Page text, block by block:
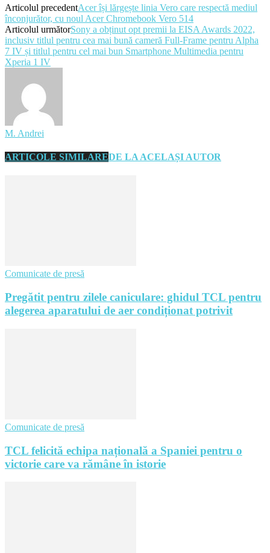
Articolul precedentAcer își lărgește linia Vero care respectă mediul
înconjurător, cu noul Acer Chromebook Vero 514
Articolul următorSony a obținut opt premii la EISA Awards 2022,
inclusiv titlul pentru cea mai bună cameră Full-Frame pentru Alpha
7 IV și titlul pentru cel mai bun Smartphone Multimedia pentru
Xperia 1 IV
M. Andrei
ARTICOLE SIMILAREDE LA ACELAȘI AUTOR
Comunicate de presă
Pregătit pentru zilele caniculare: ghidul TCL pentru
alegerea aparatului de aer condiționat potrivit
Comunicate de presă
TCL felicită echipa națională a Spaniei pentru o
victorie care va rămâne în istorie